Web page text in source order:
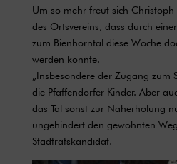
Um so mehr freut sich Christoph
des Ortsvereins, dass durch
zum Bienhorntal diese Woche
werden konnte.
„Insbesondere der Zugang zum
die Pfaffendorfer Kinder. Aber
das Tal sonst zur Naherholung
ungehindert den gewohnten
Stadtratskandidat.